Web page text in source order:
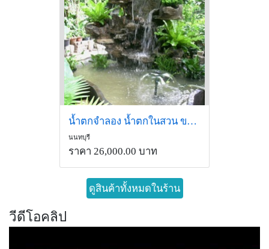
น้ำตกจำลอง น้ำตกในสวน ขนาดกลาง
นนทบุรี
ราคา 26,000.00 บาท
ดูสินค้าทั้งหมดในร้าน
วีดีโอคลิป